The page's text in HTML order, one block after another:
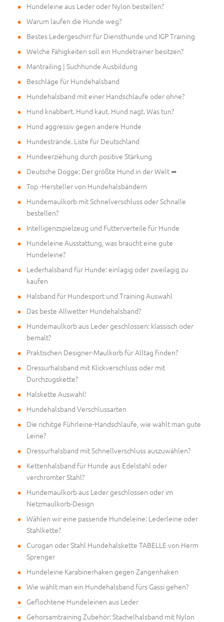
Hundeleine aus Leder oder Nylon bestellen?
Warum laufen die Hunde weg?
Bestes Ledergeschirr für Diensthunde und IGP Training
Welche Fähigkeiten soll ein Hundetrainer besitzen?
Mantrailing | Suchhunde Ausbildung
Beschläge für Hundehalsband
Hundehalsband mit einer Handschlaufe oder ohne?
Hund knabbert. Hund kaut. Hund nagt. Was tun?
Hund aggressiv gegen andere Hunde
Hundestrände. Liste für Deutschland
Hundeerziehung durch positive Stärkung
Deutsche Dogge: Der größte Hund in der Welt ➦
Top -Hersteller von Hundehalsbändern
Hundemaulkorb mit Schnelverschluss oder Schnalle
bestellen?
Intelligenzspielzeug und Futterverteile für Hunde
Hundeleine Ausstattung, was braucht eine gute
Hundeleine?
Lederhalsband für Hunde: einlagig oder zweilagig zu
kaufen
Halsband für Hundesport und Training Auswahl
Das beste Allwetter Hundehalsband?
Hundemaulkorb aus Leder geschlossen: klassisch oder
bemalt?
Praktischen Designer-Maulkorb für Alltag finden?
Dressurhalsband mit Klickverschluss oder mit
Durchzugskette?
Halskette Auswahl!
Hundehalsband Verschlussarten
Die richitge Führleine-Handschlaufe, wie wählt man gute
Leine?
Dressurhalsband mit Schnellverschluss auszuwählen?
Kettenhalsband für Hunde aus Edelstahl oder
verchromter Stahl?
Hundemaulkorb aus Leder geschlossen oder im
Netzmaulkorb-Design
Wählen wir eine passende Hundeleine: Lederleine oder
Stahlkette?
Curogan oder Stahl Hundehalskette TABELLE von Herm
Sprenger
Hundeleine Karabinerhaken gegen Zangenhaken
Wie wählt man ein Hundehalsband fürs Gassi gehen?
Geflochtene Hundeleinen aus Leder
Gehorsamtraining Zubehör: Stachelhalsband mit Nylon